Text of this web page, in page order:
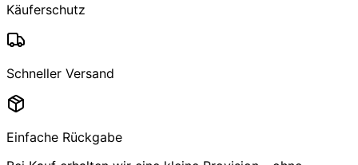
Käuferschutz
Schneller Versand
Einfache Rückgabe